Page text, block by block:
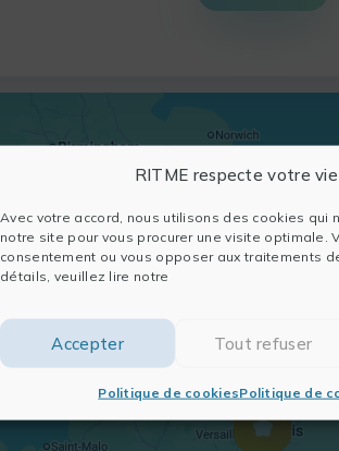
RITME respecte votre
Avec votre accord, nous utilisons des cookies qui
notre site pour vous procurer une visite optimale.
consentement ou vous opposer aux traitements
détails, veuillez lire notre
Accepter Tout refuser
Politique de cookiesPolitique de